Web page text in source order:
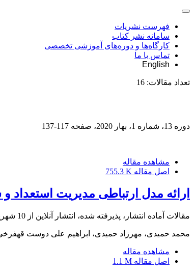
فهرست نشریات
سامانه نشر کتاب
کارگاه‌ها و دوره‌های آموزشی تخصصی
تماس با ما
English
تعداد مقالات: 16
دوره 13، شماره 1، بهار 2020، صفحه 117-137
مشاهده مقاله
اصل مقاله 755.3 K
ارائه مدل ارتباطی مدیریت
مقالات آماده انتشار، پذیرفته شده، انتشار آنلاین از 10 شهریور 1400
محمد حمیدی، مهرزاد حمیدی، ابراهیم علی دوست
مشاهده مقاله
اصل مقاله 1.1 M